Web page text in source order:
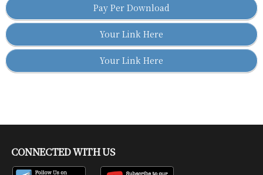
Pay Per Download
Your Link Here
Your Link Here
CONNECTED WITH US